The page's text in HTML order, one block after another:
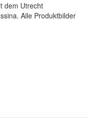
dem Utrecht
Alle Produktbilder